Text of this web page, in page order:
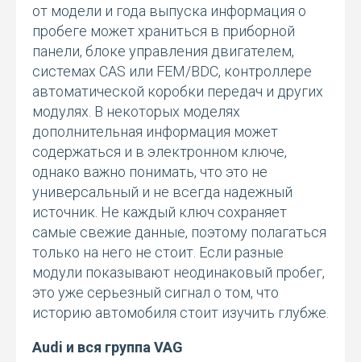
от модели и года выпуска информация о
пробеге может храниться в приборной
панели, блоке управления двигателем,
системах CAS или FEM/BDC, контроллере
автоматической коробки передач и других
модулях. В некоторых моделях
дополнительная информация может
содержаться и в электронном ключе,
однако важно понимать, что это не
универсальный и не всегда надежный
источник. Не каждый ключ сохраняет
самые свежие данные, поэтому полагаться
только на него не стоит. Если разные
модули показывают неодинаковый пробег,
это уже серьезный сигнал о том, что
историю автомобиля стоит изучить глубже.
Audi и вся группа VAG